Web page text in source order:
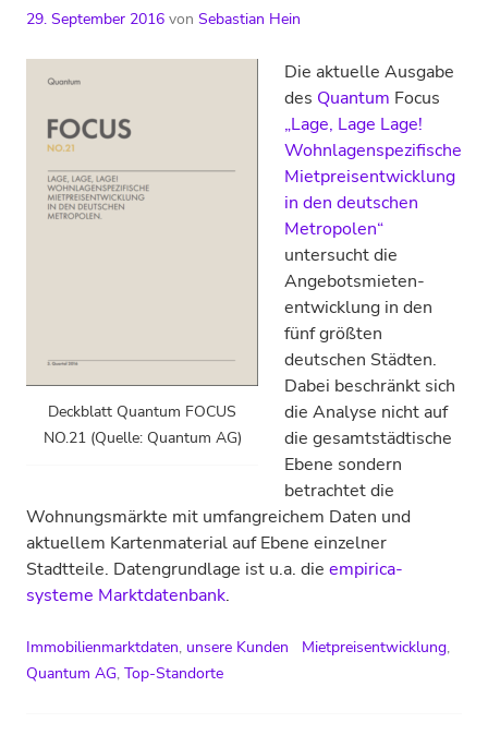
29. September 2016 von Sebastian Hein
Deckblatt Quantum FOCUS
NO.21 (Quelle: Quantum AG)
Die aktuelle Ausgabe
des Quantum Focus
„Lage, Lage Lage!
Wohnlagen­spezifische
Mietpreis­entwicklung
in den deutschen
Metropolen“
untersucht die
Angebots­mieten­
entwicklung in den
fünf größten
deutschen Städten.
Dabei beschränkt sich
die Analyse nicht auf
die gesamtstädtische
Ebene sondern
betrachtet die
Wohnungsmärkte mit umfangreichem Daten und
aktuellem Karten­material auf Ebene einzelner
Stadtteile. Datengrundlage ist u.a. die empirica-
systeme Marktdatenbank.
Immobilienmarktdaten, unsere Kunden Mietpreisentwicklung,
Quantum AG, Top-Standorte